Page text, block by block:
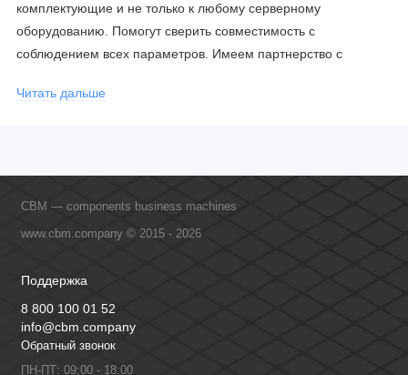
комплектующие и не только к любому серверному
оборудованию. Помогут сверить совместимость с
соблюдением всех параметров. Имеем партнерство с
обучение сотрудников, что позволяет исключить ошибки даже
Читать дальше
CBM — components business machines
www.cbm.company © 2015 - 2026
Поддержка
8 800 100 01 52
info@cbm.company
Обратный звонок
ПН-ПТ: 09:00 - 18:00